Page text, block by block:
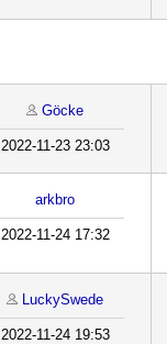
Göcke
2022-11-23 23:03
arkbro
2022-11-24 17:32
LuckySwede
2022-11-24 19:53